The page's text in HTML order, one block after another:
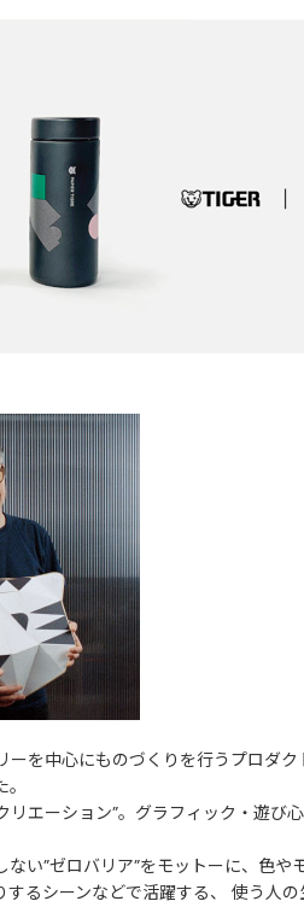
ーを中心にものづくりを行うプロダ
リエーション”。グラフィック・遊
い”ゼロバリア”をモットーに、色や
るシーンなどで活躍する、 使う人